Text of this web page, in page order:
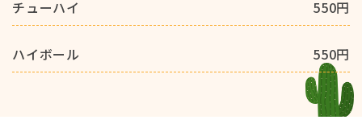
チューハイ 550円
ハイボール 550円